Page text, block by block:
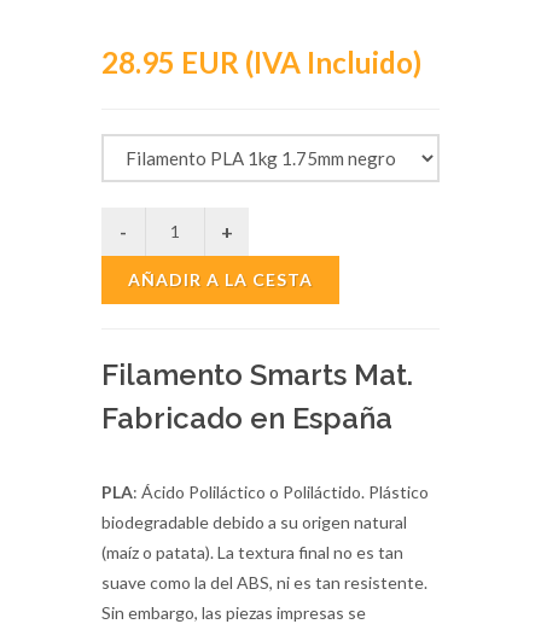
28.95 EUR (IVA Incluido)
AÑADIR A LA CESTA
Filamento Smarts Mat.
Fabricado en España
PLA: Ácido Poliláctico o Poliláctido. Plástico
biodegradable debido a su origen natural
(maíz o patata). La textura final no es tan
suave como la del ABS, ni es tan resistente.
Sin embargo, las piezas impresas se